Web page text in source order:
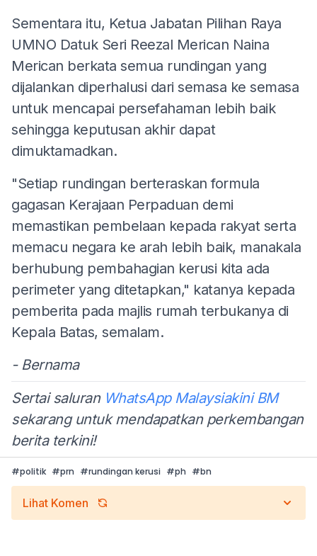
Sementara itu, Ketua Jabatan Pilihan Raya
UMNO Datuk Seri Reezal Merican Naina
Merican berkata semua rundingan yang
dijalankan diperhalusi dari semasa ke semasa
untuk mencapai persefahaman lebih baik
sehingga keputusan akhir dapat
dimuktamadkan.
"Setiap rundingan berteraskan formula
gagasan Kerajaan Perpaduan demi
memastikan pembelaan kepada rakyat serta
memacu negara ke arah lebih baik, manakala
berhubung pembahagian kerusi kita ada
perimeter yang ditetapkan," katanya kepada
pemberita pada majlis rumah terbukanya di
Kepala Batas, semalam.
- Bernama
Sertai saluran WhatsApp Malaysiakini BM
sekarang untuk mendapatkan perkembangan
berita terkini!
#politik #prn #rundingan kerusi #ph #bn
Lihat Komen